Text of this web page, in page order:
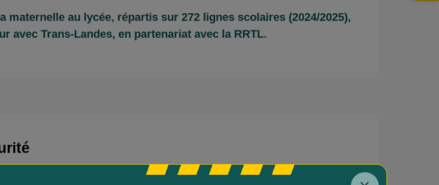
maternelle au lycée, répartis sur 272 lignes scolaires (2024/2025),
avec Trans-Landes, en partenariat avec la RRTL.
Landes, notre engagement pour la sécurité des enfants qui empruntent les services de